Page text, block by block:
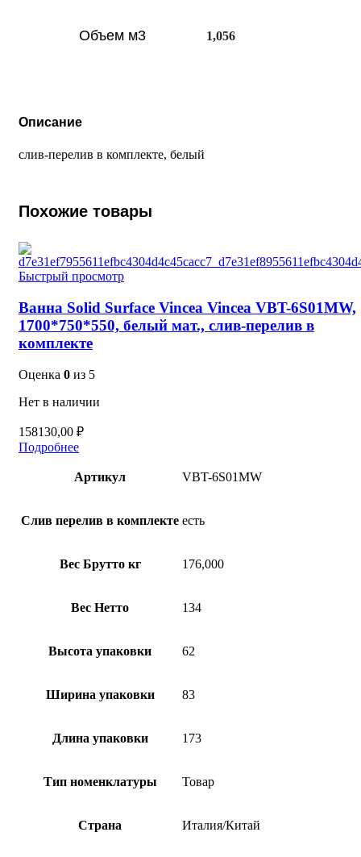
Объем м3 1,056
Описание
слив-перелив в комплекте, белый
Похожие товары
Быстрый просмотр
Ванна Solid Surface Vincea Vincea VBT-6S01MW,
1700*750*550, белый мат., слив-перелив в
комплекте
Оценка 0 из 5
Нет в наличии
158130,00 ₽
Подробнее
Артикул VBT-6S01MW
Слив перелив в комплекте есть
Вес Брутто кг 176,000
Вес Нетто 134
Высота упаковки 62
Ширина упаковки 83
Длина упаковки 173
Тип номенклатуры Товар
Страна Италия/Китай